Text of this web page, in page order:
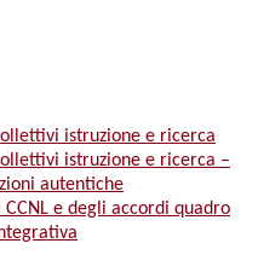
istruzione e ricerca
istruzione e ricerca –
autentiche
e degli accordi quadro